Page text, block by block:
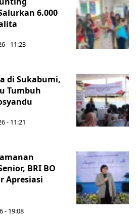
6.000
- 11:23
di Sukabumi,
Tumbuh
- 11:21
BRI BO
Apresiasi
- 19:08